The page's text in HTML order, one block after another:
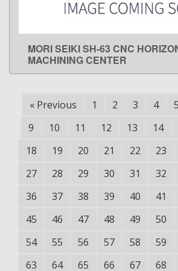
LEARN MORE
MORI SEIKI SH-63 CNC
MACHINING CENTER
« Previous 1 2 3 4 5
9
10 11 12 13 14
18
19 20 21 22 23
27
28 29 30 31 32
36
37 38 39 40 41
45
46 47 48 49 50
54
55 56 57 58 59
63
64 65 66 67 68